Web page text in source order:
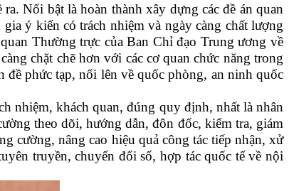
Nổi bật là hoàn thành xây dựng các đề án quan
ý kiến có trách nhiệm và ngày càng chất lượng
Thường trực của Ban Chỉ đạo Trung ương về
chặt chẽ hơn với các cơ quan chức năng trong
phức tạp, nổi lên về quốc phòng, an ninh quốc
nhiệm, khách quan, đúng quy định, nhất là nhân
theo dõi, hướng dẫn, đôn đốc, kiểm tra, giám
cường, nâng cao hiệu quả công tác tiếp nhận, xử
truyền, chuyển đổi số, hợp tác quốc tế về nội